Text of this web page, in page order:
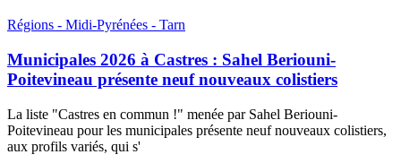
Régions - Midi-Pyrénées - Tarn
Municipales 2026 à Castres : Sahel Beriouni-
Poitevineau présente neuf nouveaux colistiers
La liste "Castres en commun !" menée par Sahel Beriouni-
Poitevineau pour les municipales présente neuf nouveaux colistiers,
aux profils variés, qui s'